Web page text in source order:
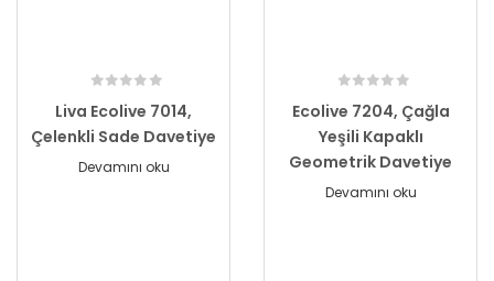
Liva Ecolive 7014,
Çelenkli Sade Davetiye
Devamını oku
Ecolive 7204, Çağla
Yeşili Kapaklı
Geometrik Davetiye
Devamını oku